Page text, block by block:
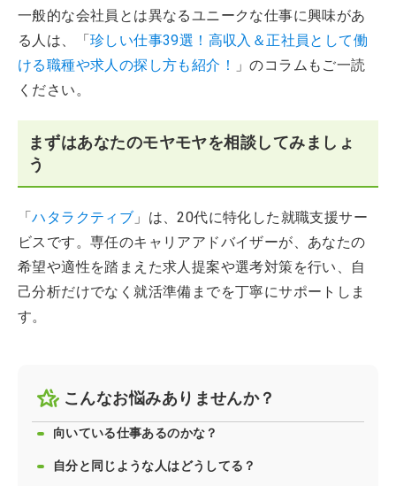
一般的な会社員とは異なるユニークな仕事に興味があ
る人は、「珍しい仕事39選！高収入＆正社員として働
ける職種や求人の探し方も紹介！
」のコラムもご一読
ください。
まずはあなたのモヤモヤを相談してみましょ
う
「ハタラクティブ 」は、20代に特化した就職支援サー
ビスです。専任のキャリアアドバイザーが、あなたの
希望や適性を踏まえた求人提案や選考対策を行い、自
己分析だけでなく就活準備までを丁寧にサポートしま
す。
こんなお悩みありませんか？
向いている仕事あるのかな？
自分と同じような人はどうしてる？